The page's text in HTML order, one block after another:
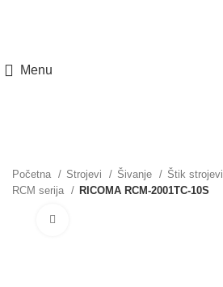
Menu
Početna Strojevi Šivanje Štik strojevi
RCM serija
RICOMA RCM-2001TC-10S